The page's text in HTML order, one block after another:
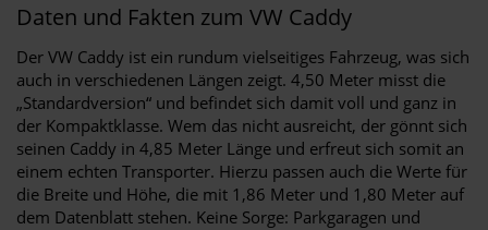
Daten und Fakten zum VW Caddy
Der VW Caddy ist ein rundum vielseitiges Fahrzeug, was sich
auch in verschiedenen Längen zeigt. 4,50 Meter misst die
„Standardversion“ und befindet sich damit voll und ganz in
der Kompaktklasse. Wem das nicht ausreicht, der gönnt sich
seinen Caddy in 4,85 Meter Länge und erfreut sich somit an
einem echten Transporter. Hierzu passen auch die Werte für
die Breite und Höhe, die mit 1,86 Meter und 1,80 Meter auf
dem Datenblatt stehen. Keine Sorge: Parkgaragen und